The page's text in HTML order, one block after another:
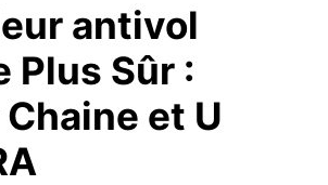
antivol
Plus Sûr :
et U